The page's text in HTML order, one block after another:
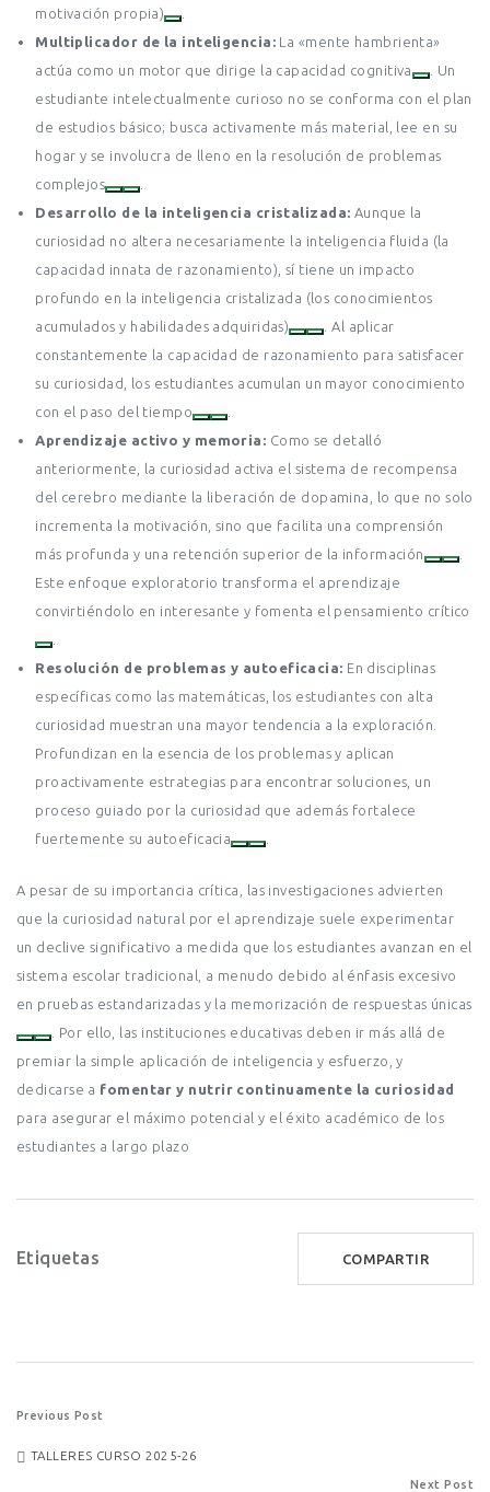
motivación propia)
Multiplicador de la inteligencia: La «mente hambrienta»
actúa como un motor que dirige la capacidad cognitiva
. Un
estudiante intelectualmente curioso no se conforma con el plan
de estudios básico; busca activamente más material, lee en su
hogar y se involucra de lleno en la resolución de problemas
complejos
Desarrollo de la inteligencia cristalizada: Aunque la
curiosidad no altera necesariamente la inteligencia fluida (la
capacidad innata de razonamiento), sí tiene un impacto
profundo en la inteligencia cristalizada (los conocimientos
acumulados y habilidades adquiridas)
. Al aplicar
constantemente la capacidad de razonamiento para satisfacer
su curiosidad, los estudiantes acumulan un mayor conocimiento
con el paso del tiempo
Aprendizaje activo y memoria: Como se detalló
anteriormente, la curiosidad activa el sistema de recompensa
del cerebro mediante la liberación de dopamina, lo que no solo
incrementa la motivación, sino que facilita una comprensión
más profunda y una retención superior de la información
.
Este enfoque exploratorio transforma el aprendizaje
convirtiéndolo en interesante y fomenta el pensamiento crítico
Resolución de problemas y autoeficacia: En disciplinas
específicas como las matemáticas, los estudiantes con alta
curiosidad muestran una mayor tendencia a la exploración.
Profundizan en la esencia de los problemas y aplican
proactivamente estrategias para encontrar soluciones, un
proceso guiado por la curiosidad que además fortalece
fuertemente su autoeficacia
A pesar de su importancia crítica, las investigaciones advierten
que la curiosidad natural por el aprendizaje suele experimentar
un declive significativo a medida que los estudiantes avanzan en el
sistema escolar tradicional, a menudo debido al énfasis excesivo
en pruebas estandarizadas y la memorización de respuestas únicas
. Por ello, las instituciones educativas deben ir más allá de
premiar la simple aplicación de inteligencia y esfuerzo, y
dedicarse a fomentar y nutrir continuamente la curiosidad
para asegurar el máximo potencial y el éxito académico de los
estudiantes a largo plazo
Etiquetas COMPARTIR
Post
Previous Post
TALLERES CURSO 2025-26
Next Post